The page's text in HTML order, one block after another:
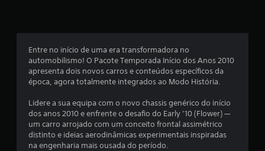
e
m
u
m
t
Entre no início de uma era transformadora no
automobilismo! O Pacote Temporada Início dos Anos 2010
apresenta dois novos carros e conteúdos específicos da
época, agora totalmente integrados ao Modo História.
Lidere a sua equipa com o novo chassis genérico do início
dos anos 2010 e enfrente o desafio do Early ’10 (Flower) —
um carro arrojado com um conceito frontal assimétrico
distinto e ideias aerodinâmicas experimentais inspiradas
na engenharia mais ousada do período.